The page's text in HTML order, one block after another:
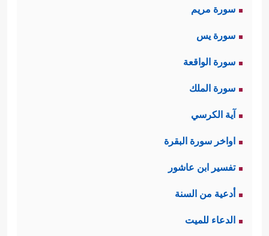
سورة مريم
سورة يس
سورة الواقعة
سورة الملك
آية الكرسي
اواخر سورة البقرة
تفسير ابن عاشور
أدعية من السنة
الدعاء للميت